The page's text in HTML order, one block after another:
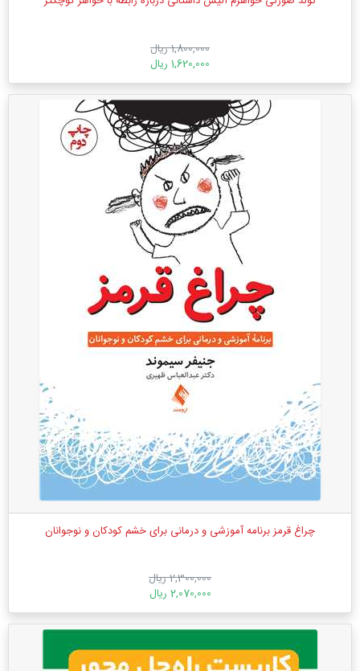
1,800,000 ریال
1,620,000 ریال
چراغ قرمز برنامه آموزشی و درمانی برای خشم کودکان و نوجوانان
2,300,000 ریال
2,070,000 ریال